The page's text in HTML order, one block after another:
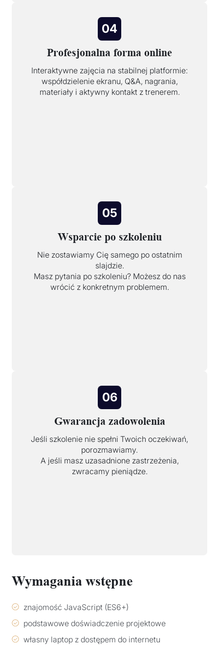
04
Profesjonalna forma online
Interaktywne zajęcia na stabilnej platformie:
współdzielenie ekranu, Q&A, nagrania,
materiały i aktywny kontakt z trenerem.
05
Wsparcie po szkoleniu
Nie zostawiamy Cię samego po ostatnim
slajdzie.
Masz pytania po szkoleniu? Możesz do nas
wrócić z konkretnym problemem.
06
Gwarancja zadowolenia
Jeśli szkolenie nie spełni Twoich oczekiwań,
porozmawiamy.
A jeśli masz uzasadnione zastrzeżenia,
zwracamy pieniądze.
Wymagania wstępne
znajomość JavaScript (ES6+)
podstawowe doświadczenie projektowe
własny laptop z dostępem do internetu